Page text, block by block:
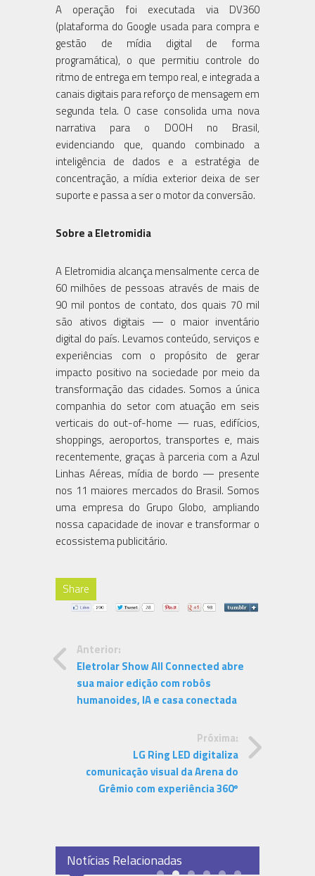
A operação foi executada via DV360
(plataforma do Google usada para compra e
gestão de mídia digital de forma
programática), o que permitiu controle do
ritmo de entrega em tempo real, e integrada a
canais digitais para reforço de mensagem em
segunda tela. O case consolida uma nova
narrativa para o DOOH no Brasil,
evidenciando que, quando combinado a
inteligência de dados e a estratégia de
concentração, a mídia exterior deixa de ser
suporte e passa a ser o motor da conversão.
Sobre a Eletromidia
A Eletromidia alcança mensalmente cerca de
60 milhões de pessoas através de mais de
90 mil pontos de contato, dos quais 70 mil
são ativos digitais — o maior inventário
digital do país. Levamos conteúdo, serviços e
experiências com o propósito de gerar
impacto positivo na sociedade por meio da
transformação das cidades. Somos a única
companhia do setor com atuação em seis
verticais do out-of-home — ruas, edifícios,
shoppings, aeroportos, transportes e, mais
recentemente, graças à parceria com a Azul
Linhas Aéreas, mídia de bordo — presente
nos 11 maiores mercados do Brasil. Somos
uma empresa do Grupo Globo, ampliando
nossa capacidade de inovar e transformar o
ecossistema publicitário.
Share
Anterior:
Eletrolar Show All Connected abre
sua maior edição com robôs
humanoides, IA e casa conectada
Próxima:
LG Ring LED digitaliza
comunicação visual da Arena do
Grêmio com experiência 360º
Notícias Relacionadas